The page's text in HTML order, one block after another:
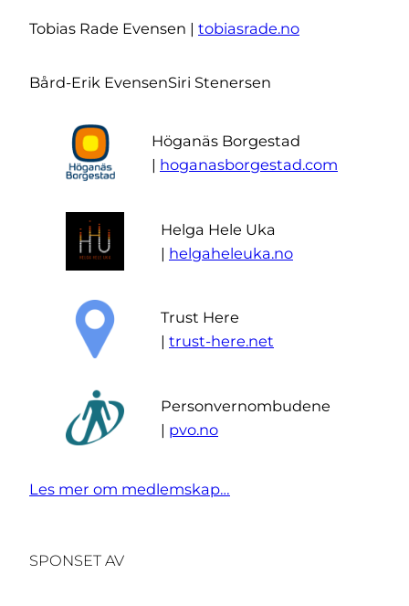
Tobias Rade Evensen | tobiasrade.no
Bård-Erik EvensenSiri Stenersen
Höganäs Borgestad
| hoganasborgestad.com
Helga Hele Uka
| helgaheleuka.no
Trust Here
| trust-here.net
Personvernombudene
| pvo.no
Les mer om medlemskap…
SPONSET AV